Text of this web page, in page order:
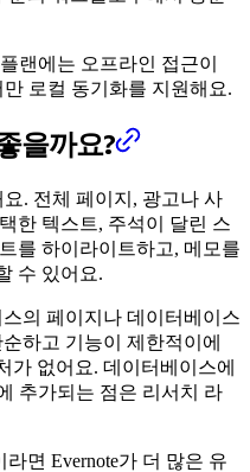
랜에는 오프라인 접근이
만 로컬 동기화를 지원해요.
을까요?
. 전체 페이지, 광고나 사
한 텍스트, 주석이 달린 스
를 하이라이트하고, 메모를
수 있어요.
의 페이지나 데이터베이스
하고 기능이 제한적이에
가 없어요. 데이터베이스에
추가되는 점은 리서치 라
면 Evernote가 더 많은 유